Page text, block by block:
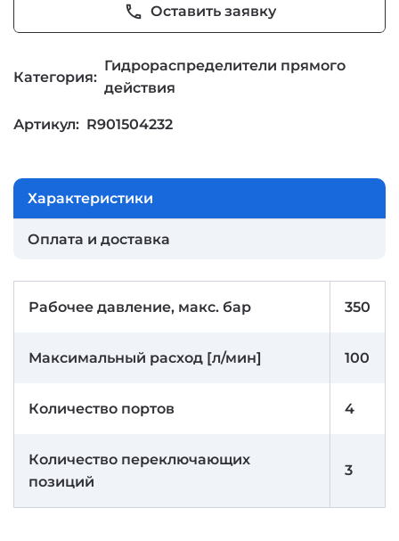
phone Оставить заявку
Категория:
Гидрораспределители прямого
действия
Артикул: R901504232
Характеристики
Оплата и доставка
Рабочее давление, макс. бар 350
Максимальный расход [л/мин] 100
Количество портов 4
Количество переключающих
позиций
3